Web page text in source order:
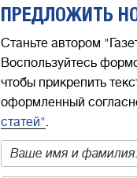
ПРЕДЛОЖИТЬ
Станьте автором
Воспользуйтесь
чтобы прикрепить
оформленный
статей".